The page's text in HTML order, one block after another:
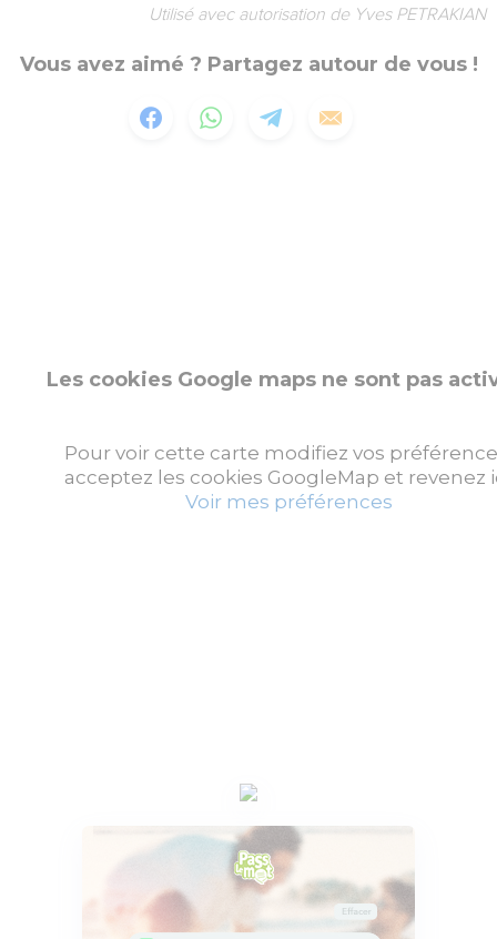
Utilisé avec autorisation de Yves PETRAKIAN
Vous avez aimé ? Partagez autour de vous !
Les cookies Google maps ne sont pas
Pour voir cette carte modifiez vos
acceptez les cookies GoogleMap et revenez
Voir mes préférences